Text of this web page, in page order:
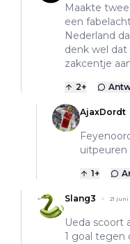
Maakte
een
Nederland
denk wel dat
zakcentje
2+
AjaxDordt
uitpeuren
1+
Slang3 21 juni
Ueda scoort
1 goal tegen